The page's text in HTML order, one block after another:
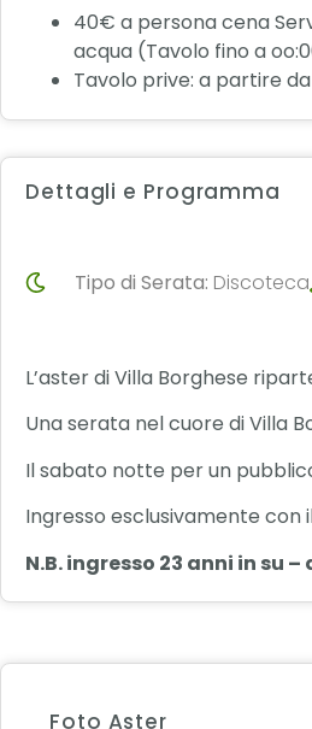
40€ a persona cena
acqua (Tavolo fino a
Tavolo prive: a partire
Dettagli e Programma
Tipo di Serata: Discoteca
L’aster di Villa Borghese
Una serata nel cuore di Villa
Il sabato notte per un
Ingresso esclusivamente con
N.B. ingresso 23 anni in su
Foto Aster